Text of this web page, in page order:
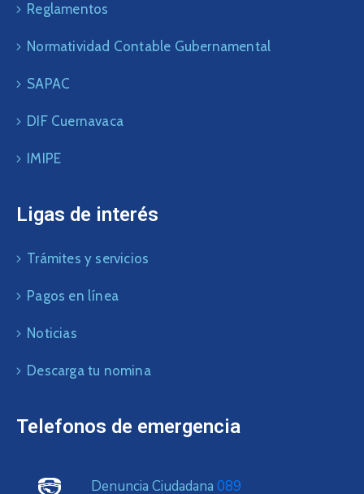
Reglamentos
Normatividad Contable Gubernamental
SAPAC
DIF Cuernavaca
IMIPE
Ligas de interés
Trámites y servicios
Pagos en línea
Noticias
Descarga tu nomina
Telefonos de emergencia
Denuncia Ciudadana 089